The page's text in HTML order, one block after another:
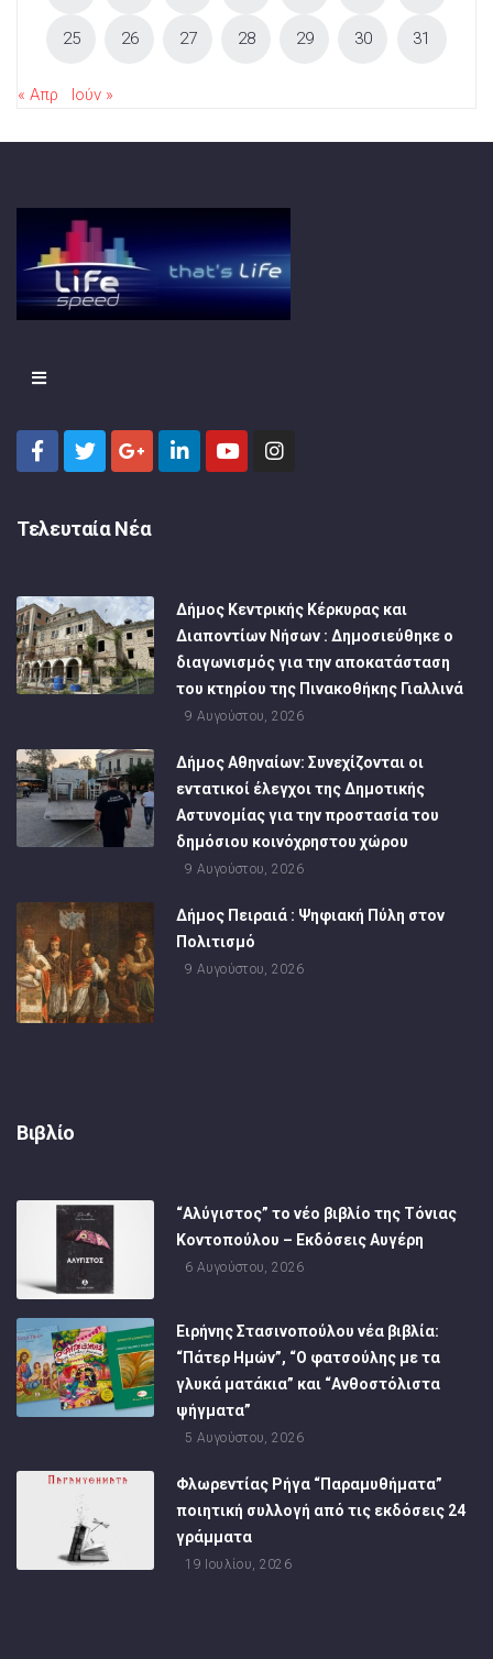
25 26 27 28 29 30 31
« Απρ Ιούν »
Τελευταία Νέα
Δήμος Κεντρικής Κέρκυρας και
Διαποντίων Νήσων : Δημοσιεύθηκε ο
διαγωνισμός για την αποκατάσταση
του κτηρίου της Πινακοθήκης Γιαλλινά
9 Αυγούστου, 2026
Δήμος Αθηναίων: Συνεχίζονται οι
εντατικοί έλεγχοι της Δημοτικής
Αστυνομίας για την προστασία του
δημόσιου κοινόχρηστου χώρου
9 Αυγούστου, 2026
Δήμος Πειραιά : Ψηφιακή Πύλη στον
Πολιτισμό
9 Αυγούστου, 2026
Βιβλίο
“Αλύγιστος” το νέο βιβλίο της Τόνιας
Κοντοπούλου – Εκδόσεις Αυγέρη
6 Αυγούστου, 2026
Ειρήνης Στασινοπούλου νέα βιβλία:
“Πάτερ Ημών”, “Ο φατσούλης με τα
γλυκά ματάκια” και “Ανθοστόλιστα
ψήγματα”
5 Αυγούστου, 2026
Φλωρεντίας Ρήγα “Παραμυθήματα”
ποιητική συλλογή από τις εκδόσεις 24
γράμματα
19 Ιουλίου, 2026